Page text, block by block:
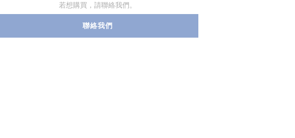
若想購買，請聯絡我們。
聯絡我們